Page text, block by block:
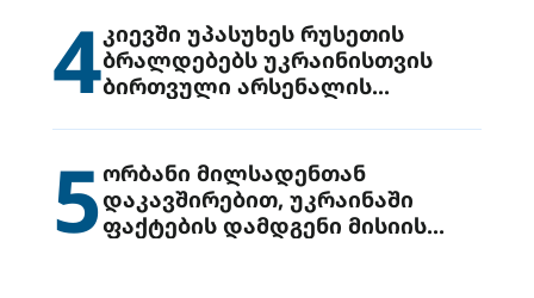
4კიევში უპასუხეს რუსეთის
ბრალდებებს უკრაინისთვის
ბირთვული არსენალის
5ორბანი მილსადენთან
დაკავშირებით, უკრაინაში
ფაქტების დამდგენი მისიის